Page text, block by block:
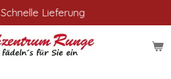
Schnelle Lieferung